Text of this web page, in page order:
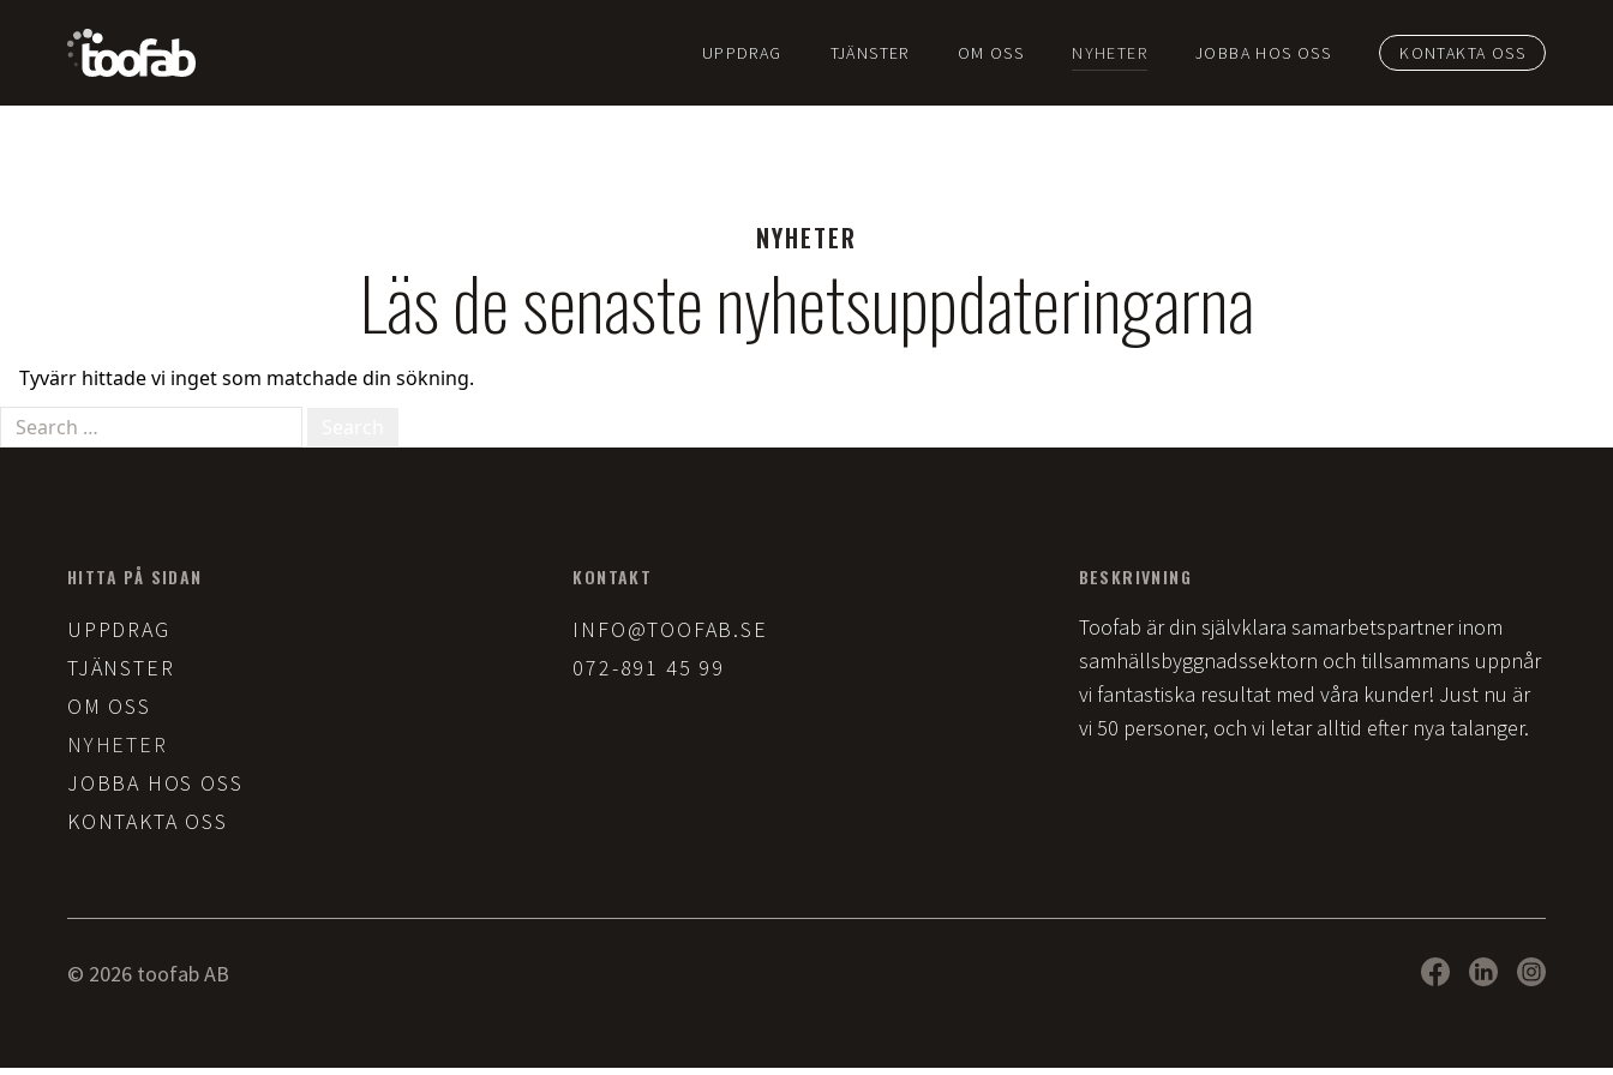
toofab UPPDRAG TJÄNSTER OM OSS NYHETER JOBBA HOS OSS KONTAKTA OSS
NYHETER
Läs de senaste nyhetsuppdateringarna
Tyvärr hittade vi inget som matchade din sökning.
Sök efter:
HITTA PÅ SIDAN
UPPDRAG
TJÄNSTER
OM OSS
NYHETER
JOBBA HOS OSS
KONTAKTA OSS
KONTAKT
INFO@TOOFAB.SE
072-891 45 99
BESKRIVNING
Toofab är din självklara samarbetspartner inom
samhällsbyggnadssektorn och tillsammans uppnår
vi fantastiska resultat med våra kunder! Just nu är
vi 50 personer, och vi letar alltid efter nya talanger.
© 2026 toofab AB